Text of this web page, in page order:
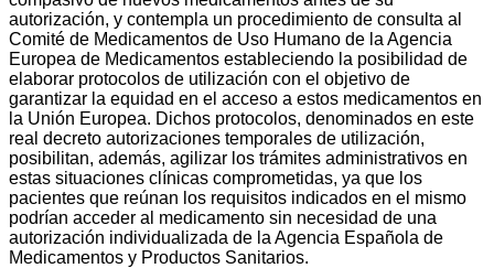
autorización, y contempla un procedimiento de consulta al
Comité de Medicamentos de Uso Humano de la Agencia
Europea de Medicamentos estableciendo la posibilidad de
elaborar protocolos de utilización con el objetivo de
garantizar la equidad en el acceso a estos medicamentos en
la Unión Europea. Dichos protocolos, denominados en este
real decreto autorizaciones temporales de utilización,
posibilitan, además, agilizar los trámites administrativos en
estas situaciones clínicas comprometidas, ya que los
pacientes que reúnan los requisitos indicados en el mismo
podrían acceder al medicamento sin necesidad de una
autorización individualizada de la Agencia Española de
Medicamentos y Productos Sanitarios.